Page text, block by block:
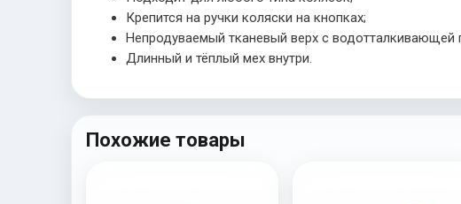
Крепится на ручки коляски на кнопках;
Непродуваемый тканевый верх с водотталкивающей
Длинный и тёплый мех внутри.
Похожие товары